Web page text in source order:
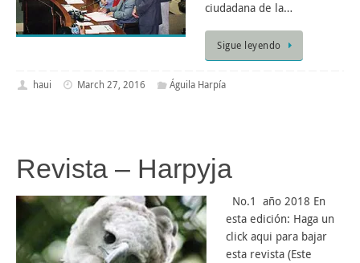
ciudadana de la…
Sigue leyendo
haui March 27, 2016 Águila Harpía
Revista – Harpyja
No.1 año 2018 En
esta edición: Haga un
click aqui para bajar
esta revista (Este